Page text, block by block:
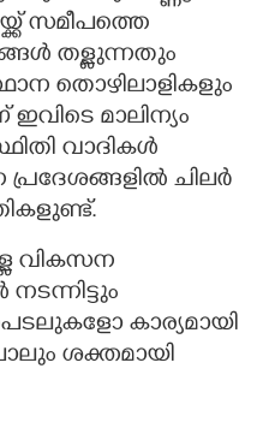
സമീപത്തെ
തള്ളുന്നതും
തൊഴിലാളികളും
മാലിന്യം
വാദികൾ
ചിലർ
വികസന
കാര്യമായി
ശക്തമായി